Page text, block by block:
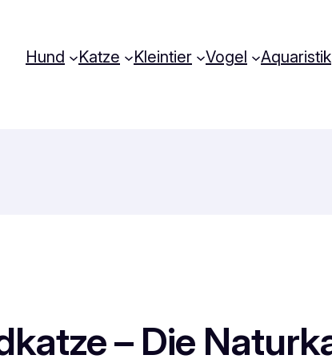
Hund Katze Kleintier Vogel Aquaristik
– Die